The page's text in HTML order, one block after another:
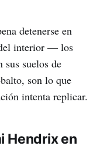
detenerse en
interior — los
suelos de
son lo que
intenta replicar.
Hendrix en